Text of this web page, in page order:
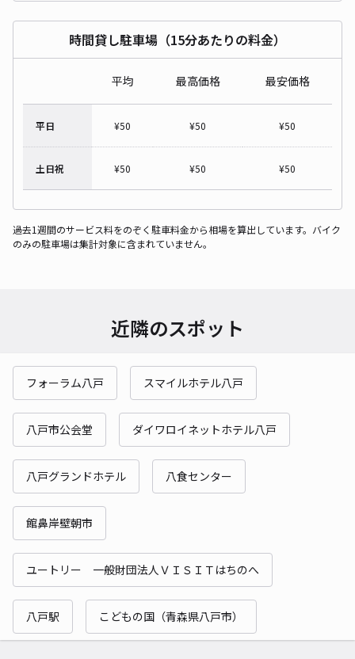
時間貸し駐車場（15分あたりの料金）
平均 最高価格 最安価格
平日 ¥50 ¥50 ¥50
土日祝 ¥50 ¥50 ¥50
過去1週間のサービス料をのぞく駐車料金から相場を算出しています。バイク
のみの駐車場は集計対象に含まれていません。
近隣のスポット
フォーラム八戸 スマイルホテル八戸
八戸市公会堂 ダイワロイネットホテル八戸
八戸グランドホテル 八食センター
館鼻岸壁朝市
ユートリー 一般財団法人ＶＩＳＩＴはちのへ
八戸駅 こどもの国（青森県八戸市）